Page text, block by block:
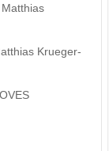
Krueger-